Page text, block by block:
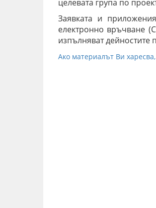
целевата група по
Заявката и
електронно връчване
изпълняват дейностите
Ако материалът Ви